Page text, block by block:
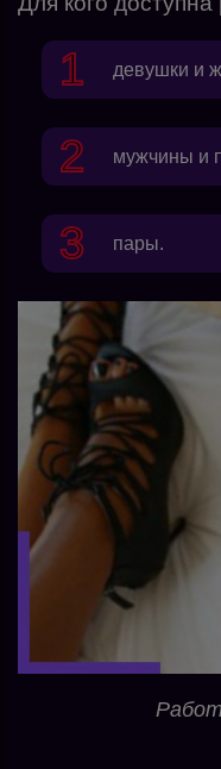
девушки и
мужчины и
пары.